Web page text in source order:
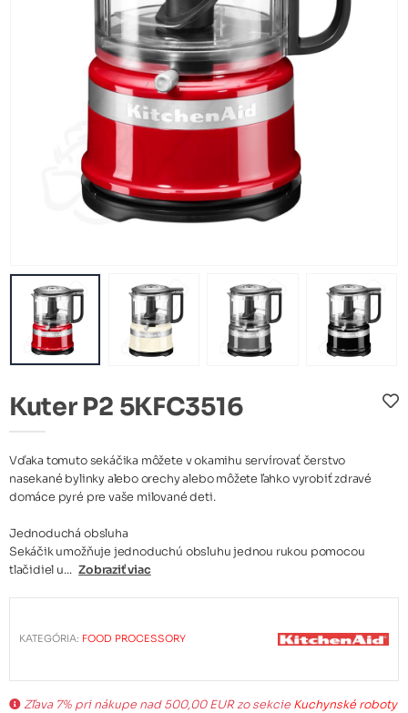
Kuter P2 5KFC3516
Vďaka tomuto sekáčika môžete v okamihu servírovať čerstvo
nasekané bylinky alebo orechy alebo môžete ľahko vyrobiť zdravé
domáce pyré pre vaše milované deti.
Jednoduchá obsluha
Sekáčik umožňuje jednoduchú obsluhu jednou rukou pomocou
tlačidiel u... Zobraziť viac
KATEGÓRIA: FOOD PROCESSORY
Zľava 7% pri nákupe nad 500,00 EUR zo sekcie Kuchynské roboty